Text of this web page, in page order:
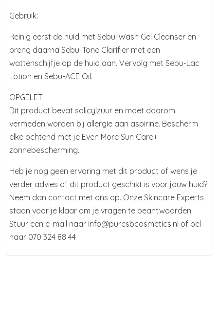
Gebruik:
Reinig eerst de huid met Sebu-Wash Gel Cleanser en
breng daarna Sebu-Tone Clarifier met een
wattenschijfje op de huid aan. Vervolg met Sebu-Lac
Lotion en Sebu-ACE Oil.
OPGELET:
Dit product bevat salicylzuur en moet daarom
vermeden worden bij allergie aan aspirine. Bescherm
elke ochtend met je Even More Sun Care+
zonnebescherming.
Heb je nog geen ervaring met dit product of wens je
verder advies of dit product geschikt is voor jouw huid?
Neem dan contact met ons op. Onze Skincare Experts
staan voor je klaar om je vragen te beantwoorden.
Stuur een e-mail naar info@puresbcosmetics.nl of bel
naar 070 324 88 44